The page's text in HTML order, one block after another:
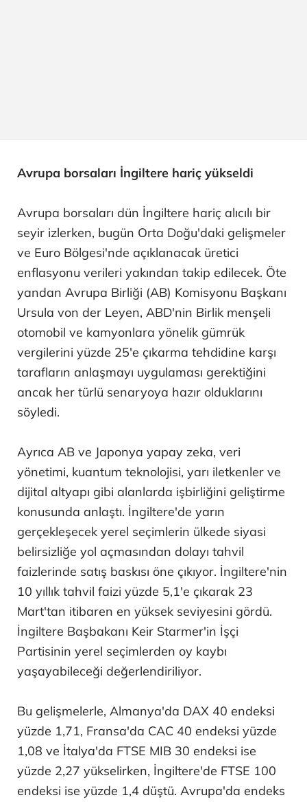
Avrupa borsaları İngiltere hariç yükseldi
Avrupa borsaları dün İngiltere hariç alıcılı bir
seyir izlerken, bugün Orta Doğu'daki gelişmeler
ve Euro Bölgesi'nde açıklanacak üretici
enflasyonu verileri yakından takip edilecek. Öte
yandan Avrupa Birliği (AB) Komisyonu Başkanı
Ursula von der Leyen, ABD'nin Birlik menşeli
otomobil ve kamyonlara yönelik gümrük
vergilerini yüzde 25'e çıkarma tehdidine karşı
tarafların anlaşmayı uygulaması gerektiğini
ancak her türlü senaryoya hazır olduklarını
söyledi.
Ayrıca AB ve Japonya yapay zeka, veri
yönetimi, kuantum teknolojisi, yarı iletkenler ve
dijital altyapı gibi alanlarda işbirliğini geliştirme
konusunda anlaştı. İngiltere'de yarın
gerçekleşecek yerel seçimlerin ülkede siyasi
belirsizliğe yol açmasından dolayı tahvil
faizlerinde satış baskısı öne çıkıyor. İngiltere'nin
10 yıllık tahvil faizi yüzde 5,1'e çıkarak 23
Mart'tan itibaren en yüksek seviyesini gördü.
İngiltere Başbakanı Keir Starmer'in İşçi
Partisinin yerel seçimlerden oy kaybı
yaşayabileceği değerlendiriliyor.
Bu gelişmelerle, Almanya'da DAX 40 endeksi
yüzde 1,71, Fransa'da CAC 40 endeksi yüzde
1,08 ve İtalya'da FTSE MIB 30 endeksi ise
yüzde 2,27 yükselirken, İngiltere'de FTSE 100
endeksi ise yüzde 1,4 düştü. Avrupa'da endeks